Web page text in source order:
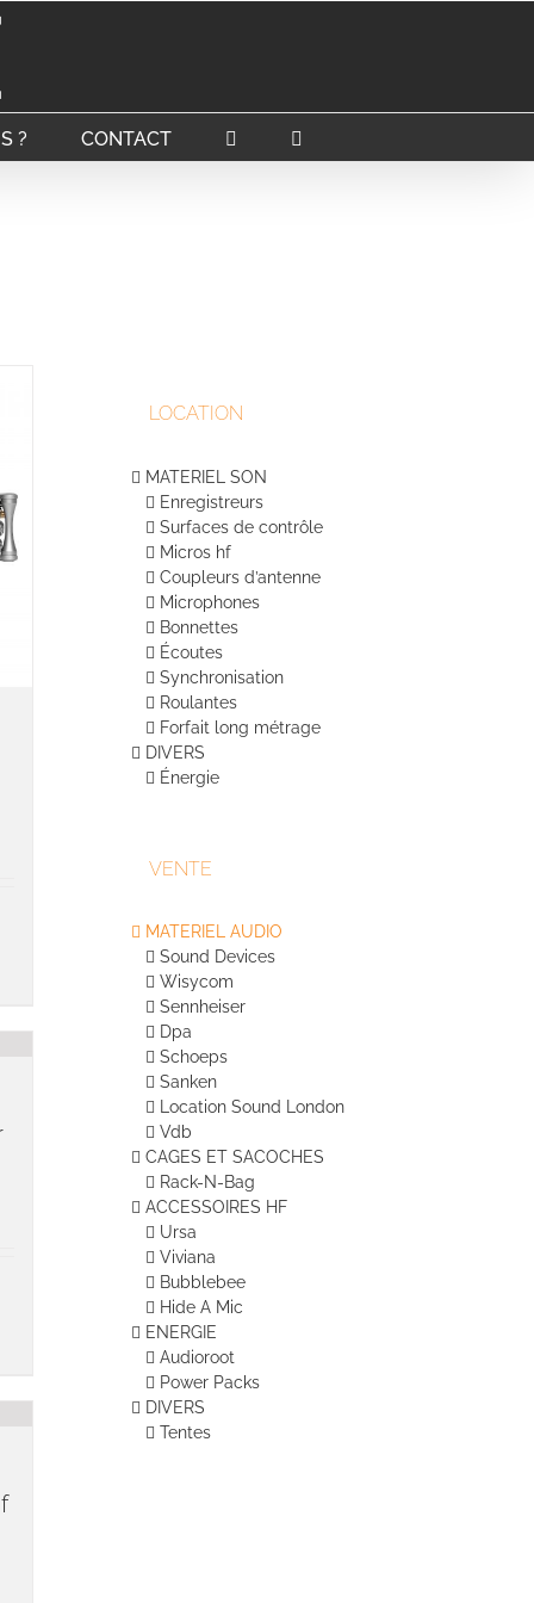
? CONTACT
LOCATION
MATERIEL SON
Enregistreurs
Surfaces de contrôle
Micros hf
Coupleurs d’antenne
Microphones
Bonnettes
Écoutes
Synchronisation
Roulantes
Forfait long métrage
DIVERS
Énergie
VENTE
MATERIEL AUDIO
Sound Devices
Wisycom
Sennheiser
Dpa
Schoeps
Sanken
Location Sound London
Vdb
CAGES ET SACOCHES
Rack-N-Bag
ACCESSOIRES HF
Ursa
Viviana
Bubblebee
Hide A Mic
ENERGIE
Audioroot
Power Packs
DIVERS
Tentes